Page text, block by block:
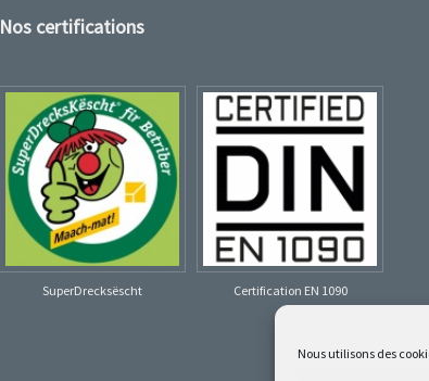
Nous utilisons des
Nos certifications
SuperDrecksëscht Certification EN 1090